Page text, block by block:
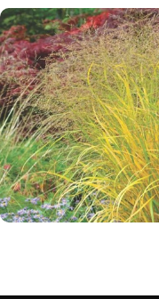
Пеннисетум